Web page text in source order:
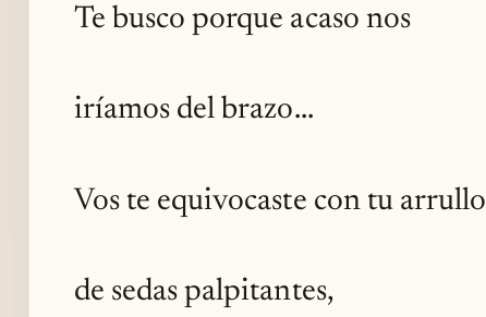
Te busco porque acaso nos
iríamos del brazo...
Vos te equivocaste con tu arrullo
de sedas palpitantes,